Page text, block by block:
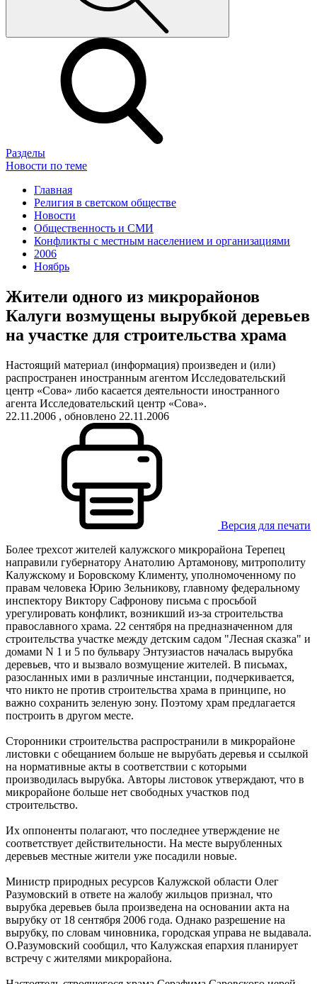
Разделы
Новости по теме
Главная
Религия в светском обществе
Новости
Общественность и СМИ
Конфликты с местным населением и организациями
2006
Ноябрь
Жители одного из микрорайонов
Калуги возмущены вырубкой деревьев
на участке для строительства храма
Настоящий материал (информация) произведен и (или)
распространен иностранным агентом Исследовательский
центр «Сова» либо касается деятельности иностранного
агента Исследовательский центр «Сова».
22.11.2006 , обновлено 22.11.2006
Версия для печати
Более трехсот жителей калужского микрорайона Терепец
направили губернатору Анатолию Артамонову, митрополиту
Калужскому и Боровскому Клименту, уполномоченному по
правам человека Юрию Зельникову, главному федеральному
инспектору Виктору Сафронову письма с просьбой
урегулировать конфликт, возникший из-за строительства
православного храма. 22 сентября на предназначенном для
строительства участке между детским садом "Лесная сказка" и
домами N 1 и 5 по бульвару Энтузиастов началась вырубка
деревьев, что и вызвало возмущение жителей. В письмах,
разосланных ими в различные инстанции, подчеркивается,
что никто не против строительства храма в принципе, но
важно сохранить зеленую зону. Поэтому храм предлагается
построить в другом месте.
Сторонники строительства распространили в микрорайоне
листовки с обещанием больше не вырубать деревья и ссылкой
на нормативные акты в соответствии с которыми
производилась вырубка. Авторы листовок утверждают, что в
микрорайоне больше нет свободных участков под
строительство.
Их оппоненты полагают, что последнее утверждение не
соответствует действительности. На месте вырубленных
деревьев местные жители уже посадили новые.
Министр природных ресурсов Калужской области Олег
Разумовский в ответе на жалобу жильцов признал, что
вырубка деревьев была произведена на основании акта на
вырубку от 18 сентября 2006 года. Однако разрешение на
вырубку, по словам чиновника, городская управа не выдавала.
О.Разумовский сообщил, что Калужская епархия планирует
встречу с жителями микрорайона.